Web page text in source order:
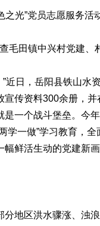
之光”党员志愿服务活
毛田镇中兴村党建、
”近日，岳阳县铁山
传资料300余册，
一个战斗堡垒。今
学一做”学习教育，
幅鲜活生动的党建
分地区洪水骤涨、浊